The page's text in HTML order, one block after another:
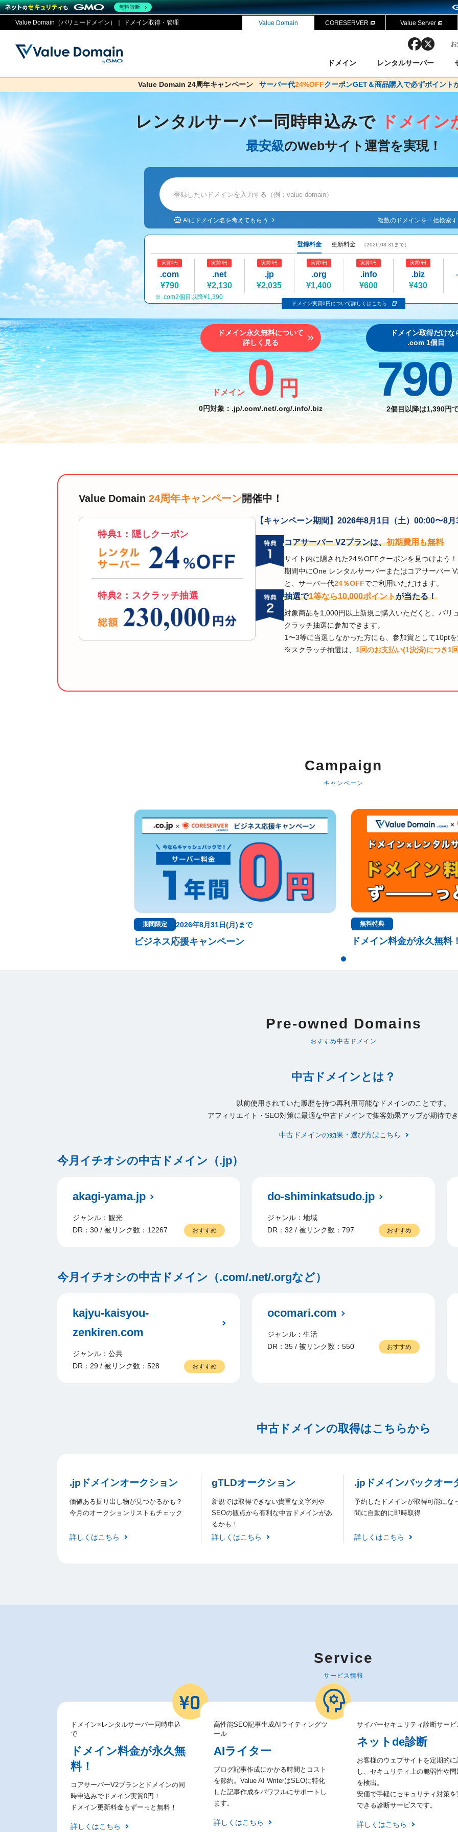
Value Domain（バリュードメイン）｜ ドメイン取得・管理 Value Domain CORESERVER Value Server
ドメイン
DOMAIN
ドメイン価格一覧 ドメイン一括検索
人気ドメインの種類
レンタルサーバー
RENTAL SERVER
Oneレンタルサーバー
SECURITY
SERVICE
紹介制度 バリュードメインAPI
facebook
外部サービスでの登録が一部未対応（Google等）
以下でもログ
Google Yahoo!
※AmazonはValue
外部サービスでの登録が一部未対応（Google等）
以下でも登
Google Yahoo!
※AmazonはValue Domain One
Value Domain 24周年キャンペーン サーバー代24%OFFクーポンGET＆商品購入で必ずポイント
co.jpドメイン✕コアサーバーV2ビジネス応援キャンペーン サーバー料金1年間無
レンタルサーバー同時申込みで ドメイン
最安級のWebサイト運営を実現！
AIにドメイン名を考えてもらう 複数のドメインを一括検索
登録料金 更新料金 （2026.08.31まで）
実質0円
.com
¥790
実質0円
.net
¥2,130
実質0円
.jp
¥2,035
実質0円
.org
¥1,400
実質0円
.info
¥600
実質0円
.biz
¥430
.com2個目以降¥1,390
ドメイン実質0円について詳しくはこちら
ドメイン永久無料について
詳しく見る
ドメイン 0 円
0円対象 ： .jp/.com/.net/.org/.info/.biz
ドメイン取得だけな
.com 1個目
790
2個目以降は1,390円
Value Domain 24周年キャンペーン開催中！
特典1：隠しクーポン
特典2：スクラッチ抽選
【キャンペーン期間】 2026年8月1日（土）00:00〜8
コアサーバー V2プランは、初期費用も無料
サイト内に隠された24％OFFクーポンを見つけよう！
期間中にOne レンタルサーバーまたはコアサーバー
と、サーバー代24％OFFでご利用いただけます。
抽選で1等なら10,000ポイントが当たる！
対象商品を1,000円以上新規ご購入いただくと、バリ
クラッチ抽選に参加できます。
1〜3等に当選しなかった方にも、参加賞として10ptを
※スクラッチ抽選は、 1回のお支払い(1決済)につき1回
Campaign
キャンペーン
期間限定 2026年8月31日(月)まで
ビジネス応援キャンペーン
無料特典
ドメイン料金が永久無料！
Pre-owned Domains
おすすめ中古ドメイン
中古ドメインとは？
以前使用されていた履歴を持つ再利用可能なドメインのことです。
アフィリエイト・SEO対策に最適な中古ドメインで集客効果アップが期待でき
中古ドメインの効果・選び方はこちら
今月イチオシの中古ドメイン（.jp）
akagi-yama.jp
ジャンル：観光
DR：30 / 被リンク数：12267
おすすめ
do-shiminkatsudo.jp
ジャンル：地域
DR：32 / 被リンク数：797
おすすめ
今月イチオシの中古ドメイン（.com/.net/.orgなど）
kajyu-kaisyou-
zenkiren.com
ジャンル：公共
DR：29 / 被リンク数：528
おすすめ
ocomari.com
ジャンル：生活
DR：35 / 被リンク数：550
おすすめ
中古ドメインの取得はこちらから
.jpドメインオークション
価値ある掘り出し物が見つかるかも？
今月のオークションリストもチェック
詳しくはこちら
gTLDオークション
新規では取得できない貴重な文字列や
SEOの観点から有利な中古ドメインがあ
るかも！
詳しくはこちら
.jpドメインバックオー
予約したドメインが取得可能にな
間に自動的に即時取得
詳しくはこちら
Service
サービス情報
ドメイン×レンタルサーバー同時申込
で
ドメイン料金が永久無
料！
コアサーバーV2プランとドメインの同
時申込みでドメイン実質0円！
ドメイン更新料金もずーっと無料！
詳しくはこちら
高性能SEO記事生成AIライティングツ
ール
AIライター
ブログ記事作成にかかる時間とコスト
を節約。Value AI WriterはSEOに特化
した記事作成をパワフルにサポートし
ます。
詳しくはこちら
サイバーセキュリティ診断サービ
ネットde診断
お客様のウェブサイトを定期的に
し、セキュリティ上の脆弱性や問
を検出。
安価で手軽にセキュリティ対策を
できる診断サービスです。
詳しくはこちら
無料診断